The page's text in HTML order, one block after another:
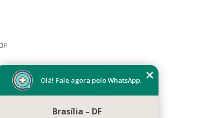
70673-416Olá! Fale agora pelo WhatsApp.
Brasília – DF